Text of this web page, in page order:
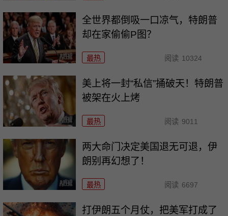
全世界都倒吸一口凉气，特朗普
却在家偷偷P图？
最热 阅读 10324
美上将一封“私信”捅破天！特朗普
被架在火上烤
最热 阅读 9011
两大命门决定美国退无可退，伊
朗别再幻想了！
最热 阅读 6697
打伊朗五个月仗，把美军打成了